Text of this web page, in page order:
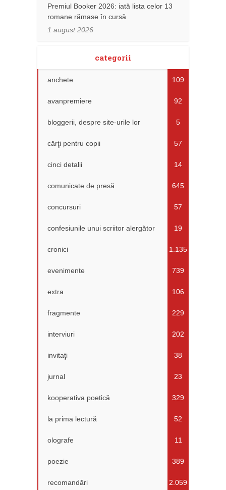
Premiul Booker 2026: iată lista celor 13
romane rămase în cursă
1 august 2026
categorii
anchete 109
avanpremiere 92
bloggerii, despre site-urile lor 5
cărţi pentru copii 57
cinci detalii 14
comunicate de presă 645
concursuri 57
confesiunile unui scriitor alergător 19
cronici 1.135
evenimente 739
extra 106
fragmente 229
interviuri 202
invitaţi 38
jurnal 23
kooperativa poetică 329
la prima lectură 52
olografe 11
poezie 389
recomandări 2.059